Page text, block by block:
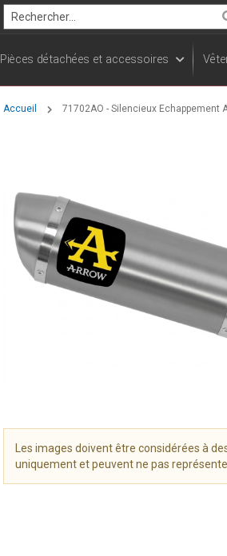
Rechercher
Pièces détachées et accessoires
Accueil 71702AO - Silencieux Echappement
the
images
gallery
Les images doivent être considérées à
uniquement et peuvent ne pas